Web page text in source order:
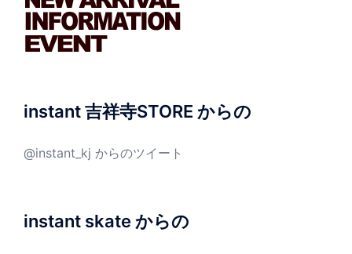
instant 吉祥寺STORE からの
@instant_kj からのツイート
instant skate からの